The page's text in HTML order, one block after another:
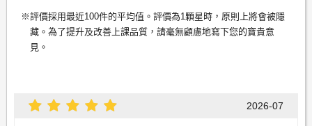
評價採用最近100件的平均值。評價為1顆星時，原則上將會被隱
藏。為了提升及改善上課品質，請毫無顧慮地寫下您的寶貴意
見。
2026-07